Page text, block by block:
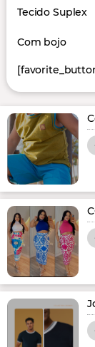
Tecido Suplex
Com bojo